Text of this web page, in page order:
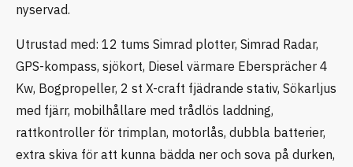
nyservad.
Utrustad med: 12 tums Simrad plotter, Simrad Radar,
GPS-kompass, sjökort, Diesel värmare Ebersprächer 4
Kw, Bogpropeller, 2 st X-craft fjädrande stativ, Sökarljus
med fjärr, mobilhållare med trådlös laddning,
rattkontroller för trimplan, motorlås, dubbla batterier,
extra skiva för att kunna bädda ner och sova på durken,